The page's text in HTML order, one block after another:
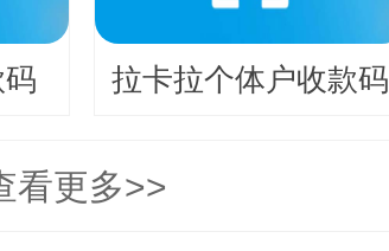
拉卡拉个体户收款码
看更多>>